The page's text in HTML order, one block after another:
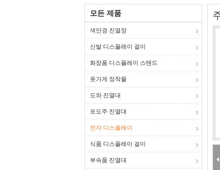
모든 제품
색안경 진열장
신발 디스플레이 걸이
화장품 디스플레이 스탠드
옷가게 정착물
도와 진열대
포도주 진열대
전자 디스플레이
식품 디스플레이 걸이
부속품 진열대